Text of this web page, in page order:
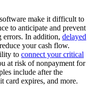
make it difficult to
to anticipate and prevent
errors. In addition, delayed
your cash flow.
to connect your critical
at risk of nonpayment for
include after the
card expires, and more.